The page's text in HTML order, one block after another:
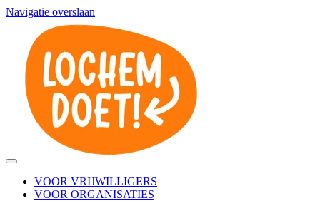
Navigatie overslaan
VOOR VRIJWILLIGERS
VOOR ORGANISATIES